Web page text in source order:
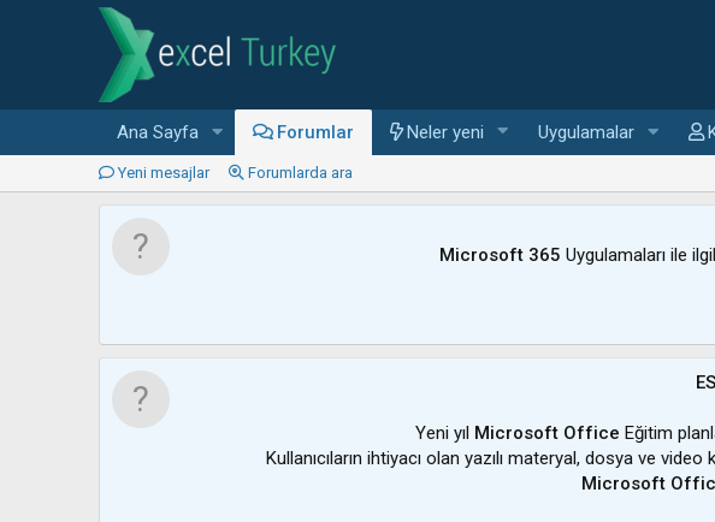
Ana Sayfa Forumlar Neler yeni Uygulamalar
Yeni mesajlar Forumlarda ara
Microsoft 365 Uygulamaları ile
Yeni yıl Microsoft Office Eğitim
Kullanıcıların ihtiyacı olan yazılı materyal, dosya ve
Microsoft